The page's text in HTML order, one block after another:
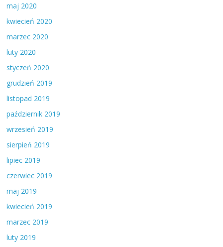
maj 2020
kwiecień 2020
marzec 2020
luty 2020
styczeń 2020
grudzień 2019
listopad 2019
październik 2019
wrzesień 2019
sierpień 2019
lipiec 2019
czerwiec 2019
maj 2019
kwiecień 2019
marzec 2019
luty 2019